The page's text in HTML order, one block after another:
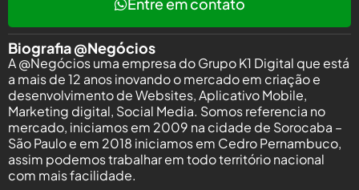
Entre em contato
Biografia @Negócios
A @Negócios uma empresa do Grupo K1 Digital que está
a mais de 12 anos inovando o mercado em criação e
desenvolvimento de Websites, Aplicativo Mobile,
Marketing digital, Social Media. Somos referencia no
mercado, iniciamos em 2009 na cidade de Sorocaba –
São Paulo e em 2018 iniciamos em Cedro Pernambuco,
assim podemos trabalhar em todo território nacional
com mais facilidade.